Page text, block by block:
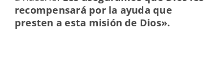
recompensará por la ayuda que
presten a esta misión de Dios».